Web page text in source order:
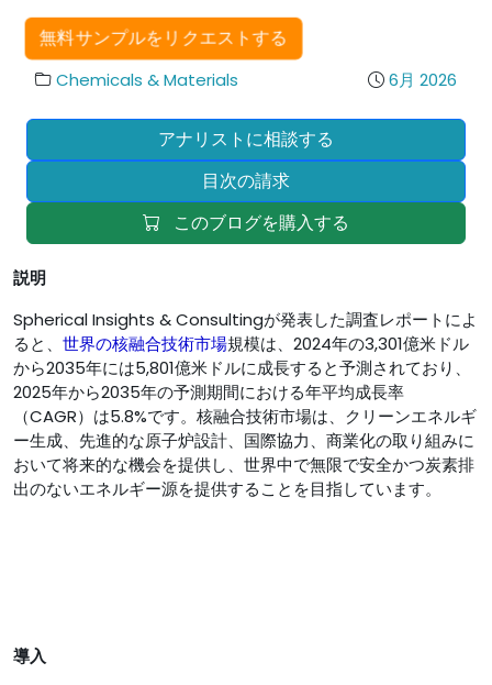
無料サンプルをリクエストする
Chemicals & Materials 6月 2026
アナリストに相談する
目次の請求
このブログを購入する
説明
Spherical Insights & Consultingが発表した調査レポートによ
ると、 世界の核融合技術市場規模は、2024年の3,301億米ドル
から2035年には5,801億米ドルに成長すると予測されており、
2025年から2035年の予測期間における年平均成長率
（CAGR）は5.8%です。核融合技術市場は、クリーンエネルギ
ー生成、先進的な原子炉設計、国際協力、商業化の取り組みに
おいて将来的な機会を提供し、世界中で無限で安全かつ炭素排
出のないエネルギー源を提供することを目指しています。
導入